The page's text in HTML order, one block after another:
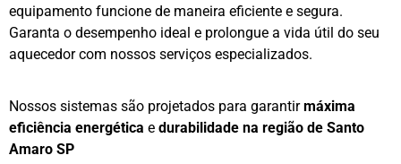
equipamento funcione de maneira eficiente e segura.
Garanta o desempenho ideal e prolongue a vida útil do seu
aquecedor com nossos serviços especializados.
Nossos sistemas são projetados para garantirmáxima
eficiência energética e durabilidade na região de Santo
Amaro SP